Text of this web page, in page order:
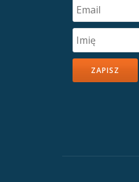
ZAPISZ
menu